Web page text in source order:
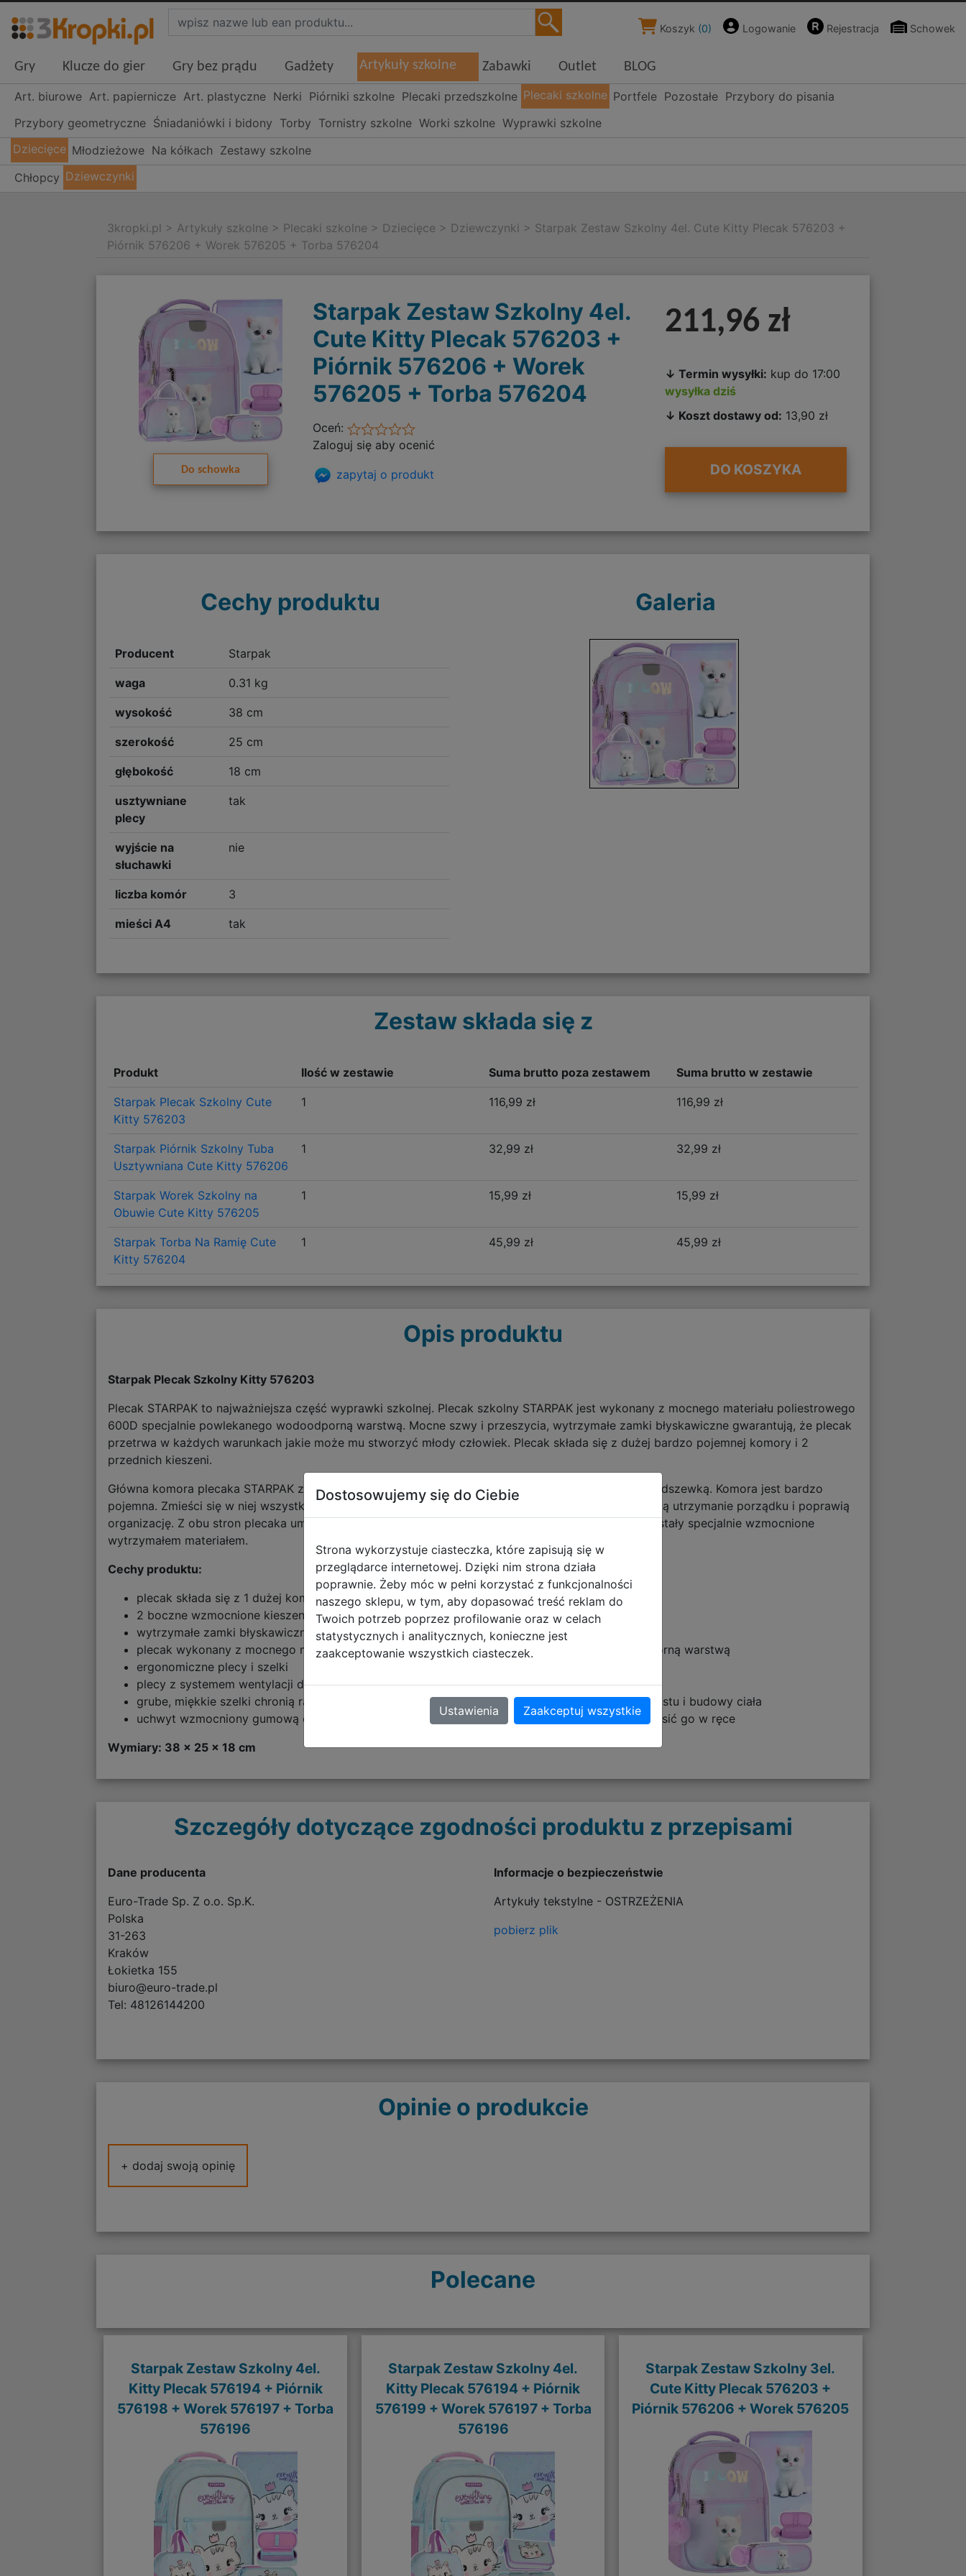
Koszyk (0) Logowanie Rejestracja Schowek
Gry Klucze do gier Gry bez prądu Gadżety Artykuły szkolne Zabawki Outlet BLOG
Art. biurowe Art. papiernicze Art. plastyczne Nerki Piórniki szkolne Plecaki przedszkolne Plecaki szkolne Portfele Pozostałe Przybory do pisania
Przybory geometryczne Śniadaniówki i bidony Torby Tornistry szkolne Worki szkolne Wyprawki szkolne
Dziecięce Młodzieżowe Na kółkach Zestawy szkolne
Chłopcy Dziewczynki
3kropki.pl > Artykuły szkolne > Plecaki szkolne > Dziecięce > Dziewczynki > Starpak Zestaw Szkolny 4el. Cute Kitty Plecak 576203 +
Piórnik 576206 + Worek 576205 + Torba 576204
Do schowka
Starpak Zestaw Szkolny 4el.
Cute Kitty Plecak 576203 +
Piórnik 576206 + Worek
576205 + Torba 576204
Oceń:
Zaloguj się aby ocenić
zapytaj o produkt
211,96 zł
↓ Termin wysyłki: kup do 17:00
wysyłka dziś
↓ Koszt dostawy od: 13,90 zł
DO KOSZYKA
Cechy produktu
Producent Starpak
waga 0.31 kg
wysokość 38 cm
szerokość 25 cm
głębokość 18 cm
usztywniane
plecy
tak
wyjście na
słuchawki
nie
liczba komór 3
mieści A4 tak
Galeria
Zestaw składa się z
Produkt Ilość w zestawie Suma brutto poza zestawem Suma brutto w zestawie
Starpak Plecak Szkolny Cute
Kitty 576203
1 116,99 zł 116,99 zł
Starpak Piórnik Szkolny Tuba
Usztywniana Cute Kitty 576206
1 32,99 zł 32,99 zł
Starpak Worek Szkolny na
Obuwie Cute Kitty 576205
1 15,99 zł 15,99 zł
Starpak Torba Na Ramię Cute
Kitty 576204
1 45,99 zł 45,99 zł
Opis produktu
Starpak Plecak Szkolny Kitty 576203
Plecak STARPAK to najważniejsza część wyprawki szkolnej. Plecak szkolny STARPAK jest wykonany z mocnego materiału poliestrowego
600D specjalnie powlekanego wodoodporną warstwą. Mocne szwy i przeszycia, wytrzymałe zamki błyskawiczne gwarantują, że plecak
przetrwa w każdych warunkach jakie może mu stworzyć młody człowiek. Plecak składa się z dużej bardzo pojemnej komory i 2
przednich kieszeni.
Główna komora plecaka STARPAK została wyłożona specjalną wzmocniona i łatwą w czyszczeniu podszewką. Komora jest bardzo
pojemna. Zmieści się w niej wszystko co potrzebne w szkole. Dodatkowo 2 przednie kieszenie ułatwią utrzymanie porządku i poprawią
organizację. Z obu stron plecaka umieściliśmy siatkowe kieszenie na butelki z napojem. Kieszenie zostały specjalnie wzmocnione
wytrzymałem materiałem.
Cechy produktu:
plecak składa się z 1 dużej komory i 2 obszernych przedniej kieszeni
2 boczne wzmocnione kieszenie siatkowe na butelkę z napojem
wytrzymałe zamki błyskawiczne,
plecak wykonany z mocnego materiału poliestrowego 600D specjalnie powlekanego wodoodporną warstwą
ergonomiczne plecy i szelki
plecy z systemem wentylacji dla większego komfortu
grube, miękkie szelki chronią ramiona- regulowane szelki pozwalają dopasować plecak do wzrostu i budowy ciała
uchwyt wzmocniony gumową opaską powalające zawiesić plecak na wieszaku lub wygodnie nosić go w ręce
Wymiary: 38 x 25 x 18 cm
Szczegóły dotyczące zgodności produktu z przepisami
Dane producenta
Euro-Trade Sp. Z o.o. Sp.K.
Polska
31-263
Kraków
Łokietka 155
biuro@euro-trade.pl
Tel: 48126144200
Informacje o bezpieczeństwie
Artykuły tekstylne - OSTRZEŻENIA
pobierz plik
Opinie o produkcie
+ dodaj swoją opinię
Polecane
Starpak Zestaw Szkolny 4el.
Kitty Plecak 576194 + Piórnik
576198 + Worek 576197 + Torba
576196
Starpak Zestaw Szkolny 4el.
Kitty Plecak 576194 + Piórnik
576199 + Worek 576197 + Torba
576196
Starpak Zestaw Szkolny 3el.
Cute Kitty Plecak 576203 +
Piórnik 576206 + Worek 576205
Dostosowujemy się do Ciebie
Strona wykorzystuje ciasteczka, które zapisują się w
przeglądarce internetowej. Dzięki nim strona działa
poprawnie. Żeby móc w pełni korzystać z funkcjonalności
naszego sklepu, w tym, aby dopasować treść reklam do
Twoich potrzeb poprzez profilowanie oraz w celach
statystycznych i analitycznych, konieczne jest
zaakceptowanie wszystkich ciasteczek.
Ustawienia Zaakceptuj wszystkie